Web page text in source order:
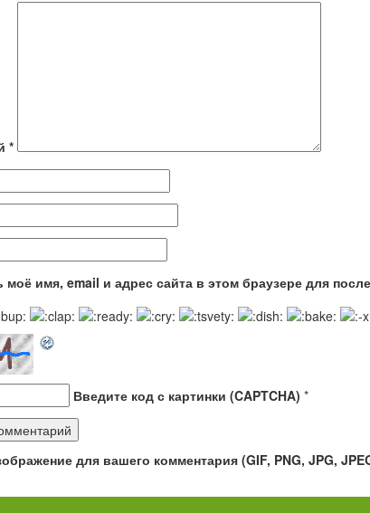
*
моё имя, email и адрес сайта в этом браузере для
Введите код с картинки (CAPTCHA) *
для вашего комментария (GIF, PNG, JPG,